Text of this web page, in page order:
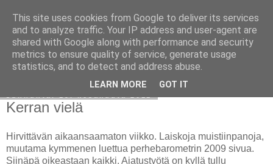
Avoin blogiskelija
Kerran vielä
Hirvittävän aikaansaamaton viikko. Laiskoja muistiinpanoja,
muutama kymmenen luettua perhebarometrin 2009 sivua.
Siinäpä oikeastaan kaikki. Ajatustyötä on kyllä tullu
This site uses cookies from Google to deliver its services
and to analyze traffic. Your IP address and user-agent are
shared with Google along with performance and security
metrics to ensure quality of service, generate usage
statistics, and to detect and address abuse.
LEARN MORE GOT IT